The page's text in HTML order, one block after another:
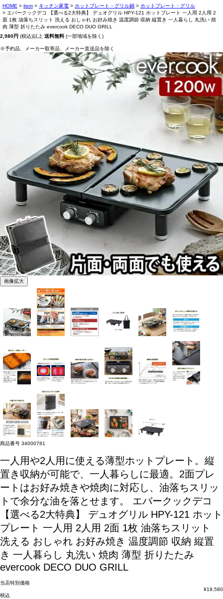
HOME item キッチン家電 ホットプレート・グリル鍋
ホットプレート・グリル
エバークックデコ 【選べる2大特典】 デュオグリル HPY-121 ホットプレート 一人用 2人用 2
面 1枚 油落ちスリット 洗える おしゃれ お好み焼き 温度調節 収納 縦置き 一人暮らし 丸洗い 焼
肉 薄型 折りたたみ evercook DECO DUO GRILL
2,980円 (税込)以上 送料無料 (一部地域を除く)
※予約品、メーカー取寄品、メーカー直送品を除く
画像拡大
商品番号 34000781
一人用や2人用に使える薄型ホットプレート。縦
置き収納が可能で、一人暮らしに最適。2面プレ
ートはお好み焼きや焼肉に対応し、油落ちスリッ
トで余分な油を落とせます。
エバークックデコ
【選べる2大特典】 デュオグリル HPY-121 ホット
プレート 一人用 2人用 2面 1枚 油落ちスリット
洗える おしゃれ お好み焼き 温度調節 収納 縦置
き 一人暮らし 丸洗い 焼肉 薄型 折りたたみ
evercook DECO DUO GRILL
当店特別価格
¥19,580
税込